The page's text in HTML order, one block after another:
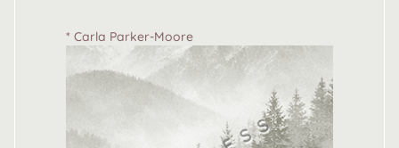
* Carla Parker-Moore